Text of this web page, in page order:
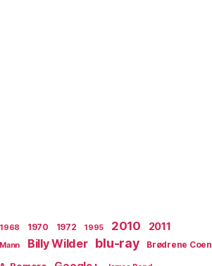
1968 1970 1972 1995 2010 2011
Billy Wilder blu-ray Brødrene Coen